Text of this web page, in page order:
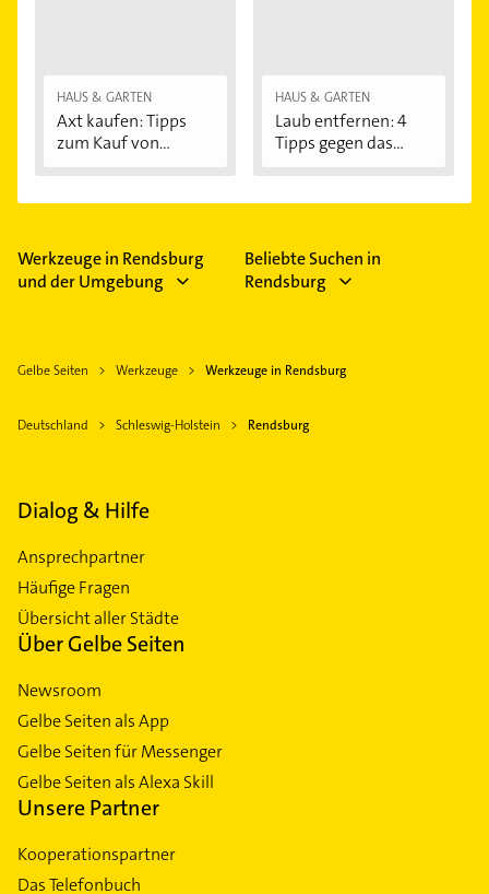
HAUS & GARTEN
Axt kaufen: Tipps
zum Kauf von...
HAUS & GARTEN
Laub entfernen: 4
Tipps gegen das...
Werkzeuge in Rendsburg
und der Umgebung
Beliebte Suchen in
Rendsburg
Gelbe Seiten Werkzeuge Werkzeuge in Rendsburg
Deutschland Schleswig-Holstein Rendsburg
Dialog & Hilfe
Ansprechpartner
Häufige Fragen
Übersicht aller Städte
Über Gelbe Seiten
Newsroom
Gelbe Seiten als App
Gelbe Seiten für Messenger
Gelbe Seiten als Alexa Skill
Unsere Partner
Kooperationspartner
Das Telefonbuch